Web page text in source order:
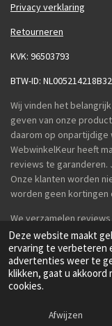
Deze website maakt
ervaring te verbeteren
advertenties weer te
klikken, gaat u akkoord
cookies.
Afwijzen
Privacy verklaring
Retourneren
KVK: 96503793
BTW-ID: NL005214218B32
Wij vinden het
geven van onze
daarom op
WebwinkelKeur heeft
reviews te garanderen.
Onze klanten worden
worden geen kortingen
We verzamelen
een review achterlaat
mailadres opgeven.
zodat we de review
WebwinkelKeur
sommige gevallen kan
een toelichting te
review achter te laten,
E-mailadres